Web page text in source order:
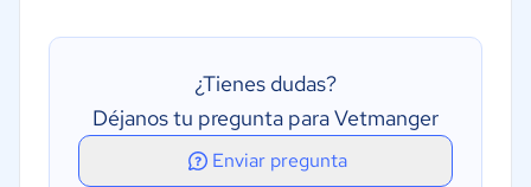
¿Tienes dudas?
Déjanos tu pregunta para Vetmanger
Enviar pregunta